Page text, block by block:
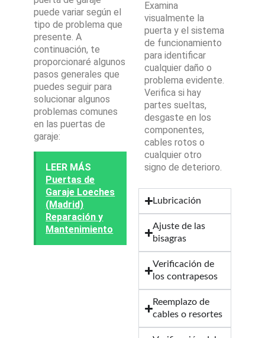
puede variar según el
tipo de problema que
presente. A
continuación, te
proporcionaré algunos
pasos generales que
puedes seguir para
solucionar algunos
problemas comunes
en las puertas de
garaje:
LEER MÁS
Puertas de
Garaje Loeches
(Madrid)
Reparación y
Mantenimiento
Examina
visualmente la
puerta y el sistema
de funcionamiento
para identificar
cualquier daño o
problema evidente.
Verifica si hay
partes sueltas,
desgaste en los
componentes,
cables rotos o
cualquier otro
signo de deterioro.
Lubricación
Ajuste de las
bisagras
Verificación de
los contrapesos
Reemplazo de
cables o resortes